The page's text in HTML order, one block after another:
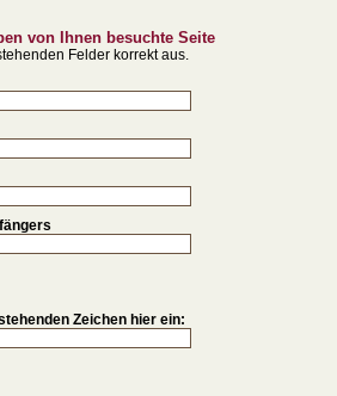
von Ihnen besuchte Seite
Felder korrekt aus.
Zeichen hier ein: